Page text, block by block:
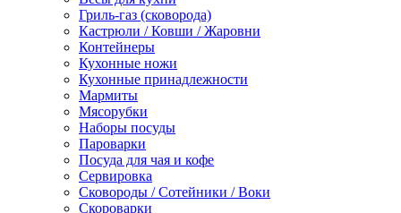
Гриль-газ (сковорода)
Кастрюли / Ковши / Жаровни
Контейнеры
Кухонные ножи
Кухонные принадлежности
Мармиты
Мясорубки
Наборы посуды
Пароварки
Посуда для чая и кофе
Сервировка
Сковороды / Сотейники / Воки
Скороварки